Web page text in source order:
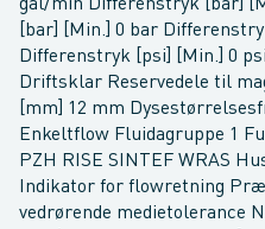
gal/min Differenstryk [bar]
[bar] [Min.] 0 bar
Differenstryk [psi] [Min.] 0
Driftsklar Reservedele til
[mm] 12 mm
Enkeltflow Fluidagruppe 1
PZH RISE SINTEF WRAS
Indikator for flowretning
vedrørende medietolerance